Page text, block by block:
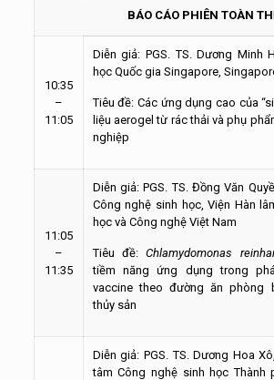
BÁO CÁO PHIÊN TOÀN
10:35
–
11:05
Diễn giả: PGS. TS. Dương Minh
học Quốc gia Singapore,
Tiêu đề: Các ứng dụng cao của
liệu aerogel từ rác thải và phụ
nghiệp
11:05
–
11:35
Diễn giả: PGS. TS. Đồng Văn
Công nghệ sinh học, Viện Hàn
học và Công nghệ Việt Nam
Tiêu đề:Chlamydomonas
tiềm năng ứng dụng trong
vaccine theo đường ăn phòng
thủy sản
Diễn giả: PGS. TS. Dương Hoa
tâm Công nghệ sinh học Thành